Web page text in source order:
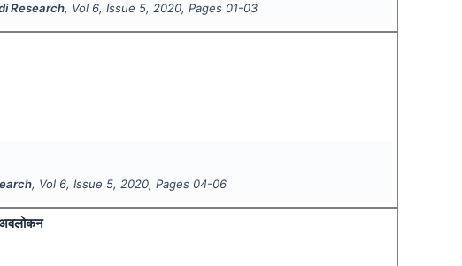
Research, Vol 6, Issue 5,2020, Pages 01-03
, Vol 6, Issue 5,2020, Pages 04-06
अवलोकन